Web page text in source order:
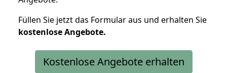
Füllen Sie jetzt das Formular aus und erhalten Sie
kostenloseAngebote.
Kostenlose Angebote erhalten